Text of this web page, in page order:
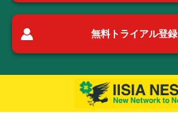
無料トライアル登録